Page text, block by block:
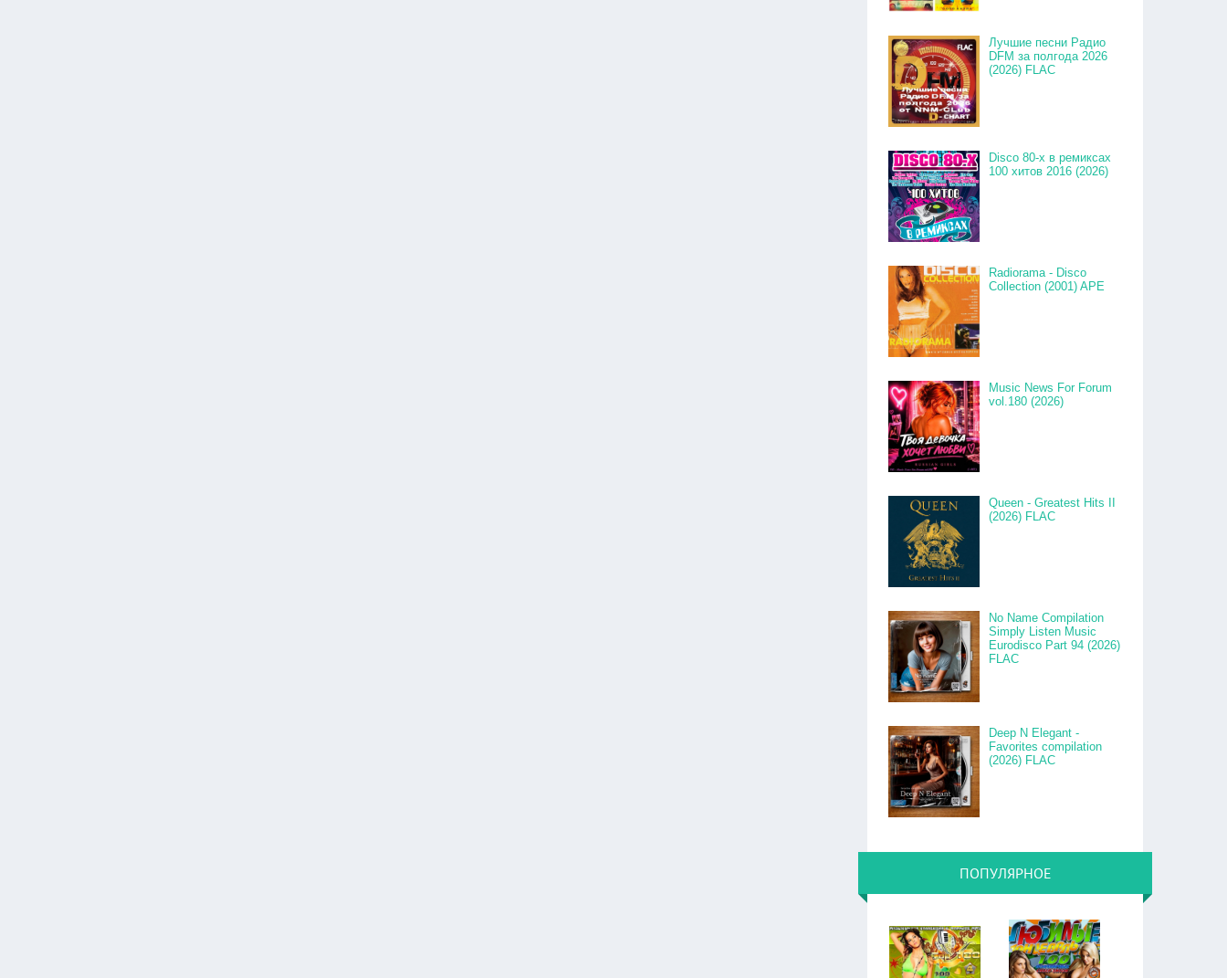
Лучшие песни Радио
DFM за полгода 2026
(2026) FLAC
Disco 80-x в ремиксах
100 хитов 2016 (2026)
Radiorama - Disco
Collection (2001) APE
Music News For Forum
vol.180 (2026)
Queen - Greatest Hits II
(2026) FLAC
No Name Compilation
Simply Listen Music
Eurodisco Part 94 (2026)
FLAC
Deep N Elegant -
Favorites compilation
(2026) FLAC
ПОПУЛЯРНОЕ